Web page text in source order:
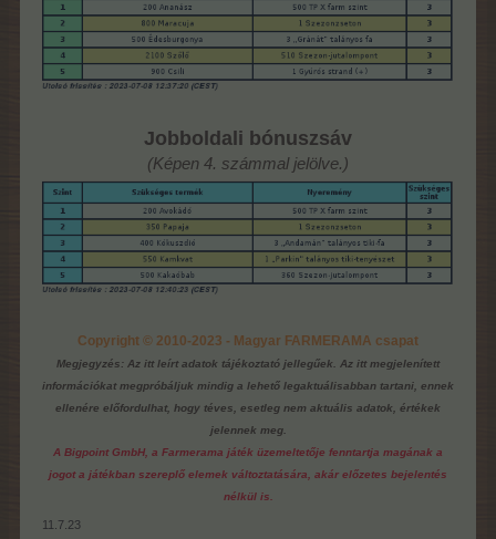
Jobboldali bónuszsáv
(Képen 4. számmal jelölve.)
Copyright © 2010-2023 - Magyar FARMERAMA csapat
Megjegyzés: Az itt leírt adatok tájékoztató jellegűek. Az itt megjelenített
információkat megpróbáljuk mindig a lehető legaktuálisabban tartani, ennek
ellenére előfordulhat, hogy téves, esetleg nem aktuális adatok, értékek
jelennek meg.
A Bigpoint GmbH, a Farmerama játék üzemeltetője fenntartja magának a
jogot a játékban szereplő elemek változtatására, akár előzetes bejelentés
nélkül is.
11.7.23